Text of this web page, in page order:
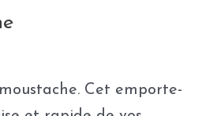
Cet emporte-